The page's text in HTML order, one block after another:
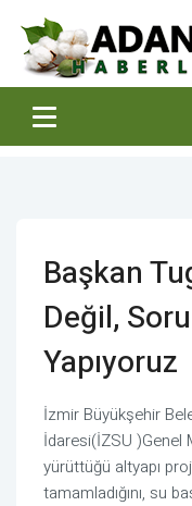
Başkan
Değil,
Yapıyoruz
İzmir Büyükşehir
İdaresi(İZSU )Genel
yürüttüğü altyapı
tamamladığını, su